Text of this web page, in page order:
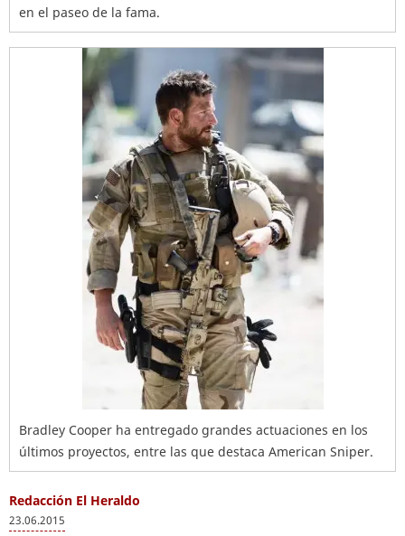
en el paseo de la fama.
Bradley Cooper ha entregado grandes actuaciones en los
últimos proyectos, entre las que destaca American Sniper.
Redacción El Heraldo
23.06.2015